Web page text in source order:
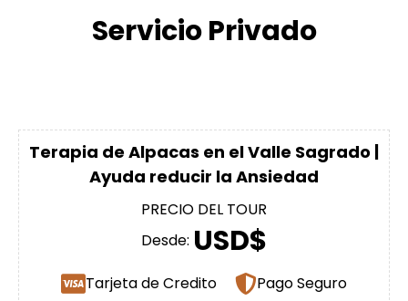
Servicio Privado
Terapia de Alpacas en el Valle Sagrado |
Ayuda reducir la Ansiedad
PRECIO DEL TOUR
Desde: USD$
Tarjeta de Credito Pago Seguro